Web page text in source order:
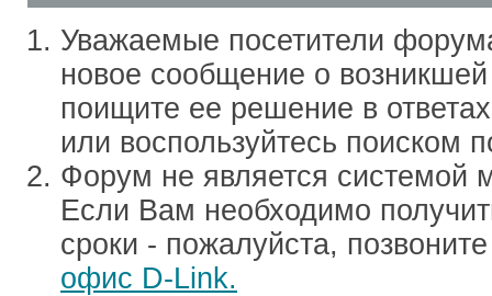
Уважаемые посетители
новое сообщение о
поищите ее решение в
или воспользуйтесь поиском
Форум не является системой
Если Вам необходимо
сроки - пожалуйста,
офис D-Link.